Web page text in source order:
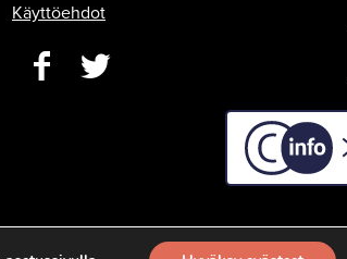
Käyttöehdot
C-info